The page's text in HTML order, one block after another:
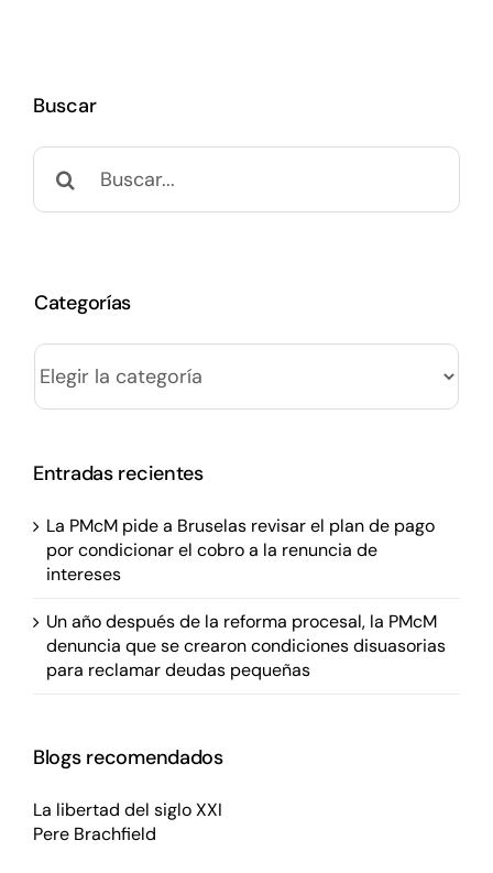
Buscar
Buscar:
Categorías
Categorías
Entradas recientes
La PMcM pide a Bruselas revisar el plan de pago
por condicionar el cobro a la renuncia de
intereses
Un año después de la reforma procesal, la PMcM
denuncia que se crearon condiciones disuasorias
para reclamar deudas pequeñas
Blogs recomendados
La libertad del siglo XXI
Pere Brachfield